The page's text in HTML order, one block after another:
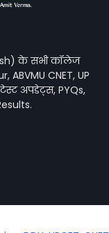
के सभी कॉलेज
ABVMU CNET, UP
अपडेट्स, PYQs,